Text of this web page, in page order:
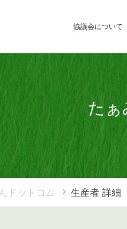
協議会について
たぁ
ドットコム 生産者 詳細